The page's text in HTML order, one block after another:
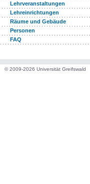
Lehrveranstaltungen
Lehreinrichtungen
Räume und Gebäude
Personen
FAQ
© 2009-2026 Universität Greifswald